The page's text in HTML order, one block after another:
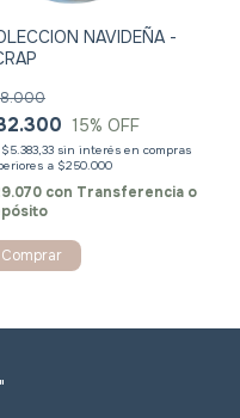
NAVIDEÑA -
15% OFF
$5.383,33 sin interés
con Transferencia o